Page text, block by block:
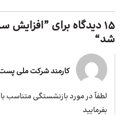
15 دیدگاه برای ”
افزایش
شد“
کارمند شرکت ملی
لطفاً در مورد بازنشستگی متناسب
بفرمایید